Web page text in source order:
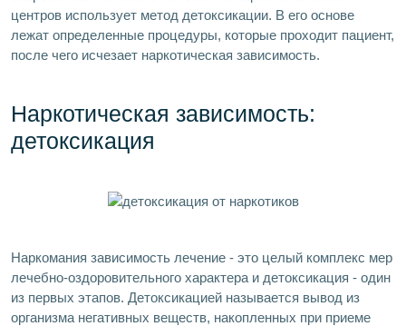
центров использует метод детоксикации. В его основе
лежат определенные процедуры, которые проходит пациент,
после чего исчезает наркотическая зависимость.
Наркотическая зависимость:
детоксикация
Наркомания зависимость лечение - это целый комплекс мер
лечебно-оздоровительного характера и детоксикация - один
из первых этапов. Детоксикацией называется вывод из
организма негативных веществ, накопленных при приеме